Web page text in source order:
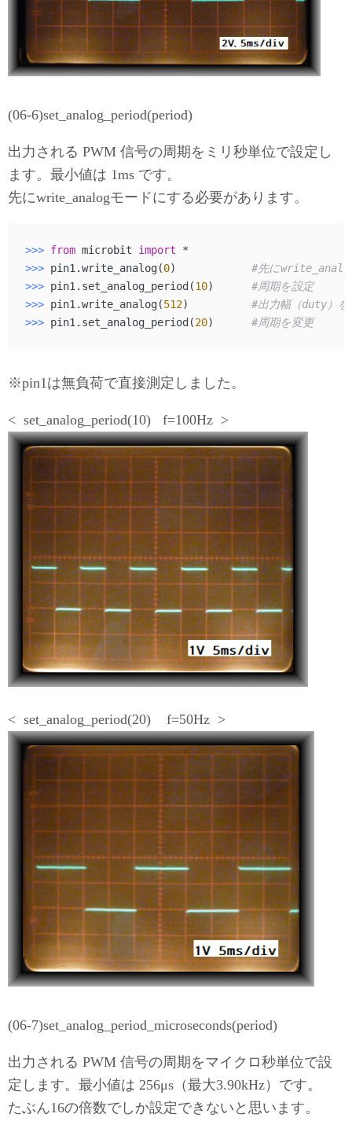
(06-6)set_analog_period(period)
出力される PWM 信号の周期をミリ秒単位で設定し
ます。最小値は 1ms です。
先にwrite_analogモードにする必要があります。
>>> from microbit import
>>> pin1.write_analog(0) #先に
>>> pin1.set_analog_period(10) #周期を設定
>>> pin1.write_analog(512) #出力幅（duty）を
>>> pin1.set_analog_period(20) #周期を変更
※pin1は無負荷で直接測定しました。
< set_analog_period(10) f=100Hz >
< set_analog_period(20) f=50Hz >
(06-7)set_analog_period_microseconds(period)
出力される PWM 信号の周期をマイクロ秒単位で設
定します。最小値は 256μs（最大3.90kHz）です。
たぶん16の倍数でしか設定できないと思います。